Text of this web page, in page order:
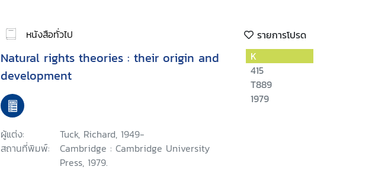
หนังสือทั่วไป รายการโปรด
Natural rights theories : their origin and
development
ผู้แต่ง:
Tuck, Richard, 1949-
สถานที่พิมพ์:
Cambridge : Cambridge University
Press, 1979.
K
415
T889
1979